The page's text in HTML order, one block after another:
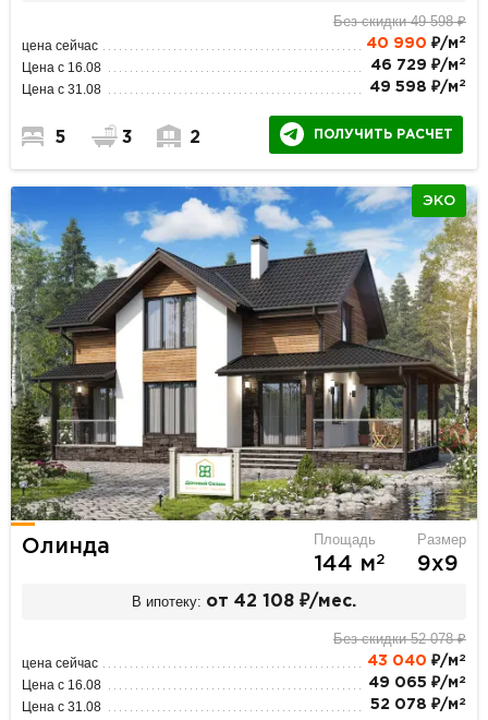
Без скидки 49 598 ₽
цена сейчас 40 990 ₽/м 2
Цена с 16.08 46 729 ₽/м 2
Цена с 31.08 49 598 ₽/м 2
5 3 2 ПОЛУЧИТЬ РАСЧЕТ
ЭКО
Олинда Площадь
144 м2
Размер
9х9
В ипотеку: от 42 108 ₽/мес.
Без скидки 52 078 ₽
цена сейчас 43 040 ₽/м 2
Цена с 16.08 49 065 ₽/м 2
Цена с 31.08 52 078 ₽/м 2